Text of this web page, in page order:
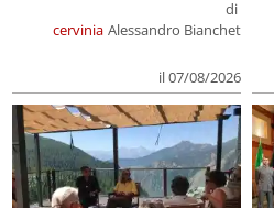
cervinia
di
Alessandro Bianchet
il 07/08/2026